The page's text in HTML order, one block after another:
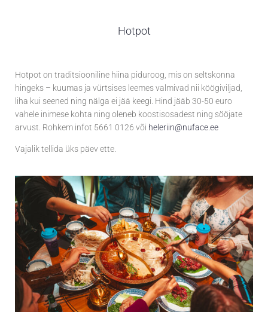
Hotpot
Hotpot on traditsiooniline hiina piduroog, mis on seltskonna
hingeks – kuumas ja vürtsises leemes valmivad nii köögiviljad,
liha kui seened ning nälga ei jää keegi. Hind jääb 30-50 euro
vahele inimese kohta ning oleneb koostisosadest ning sööjate
arvust. Rohkem infot 5661 0126 või heleriin@nuface.ee
Vajalik tellida üks päev ette.